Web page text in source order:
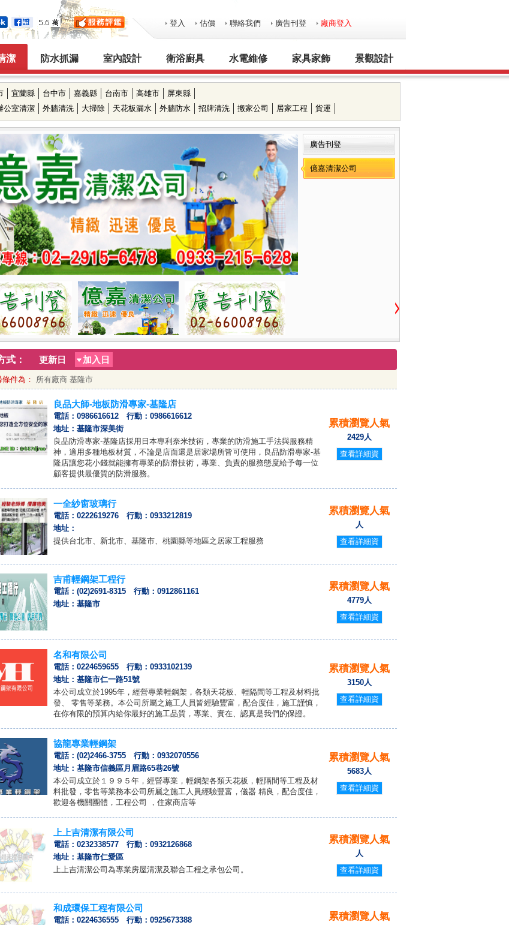
登入 估價 聯絡我們 廣告刊登 廠商登入
潔 防水抓漏 室內設計 衛浴廚具 水電維修 家具家飾 景觀設計
宜蘭縣 台中市 嘉義縣 台南市 高雄市
屏東縣
公室清潔 外牆清洗 大掃除 天花板漏水 外牆防水 招牌清洗 搬家公司 居家工程 貨運
廣告刊登
億嘉清潔公司
式： 更新日 加入日
件為： 所有廠商 基隆市
良品大師-地板防滑專家-基隆店
電話：0986616612 行動：0986616612
地址：基隆市深美街
良品防滑專家-基隆店採用日本專利奈米技術，專業的防滑施工手法與服務精
神，適用多種地板材質，不論是店面還是居家場所皆可使用，良品防滑專家-基
隆店讓您花小錢就能擁有專業的防滑技術，專業、負責的服務態度給予每一位
顧客提供最優質的防滑服務。
累積瀏覽人氣
2429人
查看詳細資
一全紗窗玻璃行
電話：0222619276 行動：0933212819
地址：
提供台北市、新北市、基隆市、桃園縣等地區之居家工程服務
累積瀏覽人氣
人
查看詳細資
吉甫輕鋼架工程行
電話：(02)2691-8315 行動：0912861161
地址：基隆市
累積瀏覽人氣
4779人
查看詳細資
名和有限公司
電話：0224659655 行動：0933102139
地址：基隆市仁一路51號
本公司成立於1995年，經營專業輕鋼架，各類天花板、輕隔間等工程及材料批
發、 零售等業務。本公司所屬之施工人員皆經驗豐富，配合度佳，施工謹慎，
在你有限的預算內給你最好的施工品質，專業、實在、認真是我們的保證。
累積瀏覽人氣
3150人
查看詳細資
協龍專業輕鋼架
電話：(02)2466-3755 行動：0932070556
地址：基隆市信義區月眉路65巷26號
本公司成立於１９９５年，經營專業，輕鋼架各類天花板，輕隔間等工程及材
料批發，零售等業務本公司所屬之施工人員經驗豐富，儀器 精良，配合度佳，
歡迎各機關團體，工程公司 ，住家商店等
累積瀏覽人氣
5683人
查看詳細資
上上吉清潔有限公司
電話：0232338577 行動：0932126868
地址：基隆市仁愛區
上上吉清潔公司為專業房屋清潔及聯合工程之承包公司。
累積瀏覽人氣
人
查看詳細資
和成環保工程有限公司
電話：0224636555 行動：0925673388
累積瀏覽人氣